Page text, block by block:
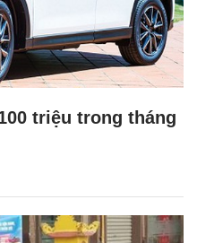
triệu trong tháng